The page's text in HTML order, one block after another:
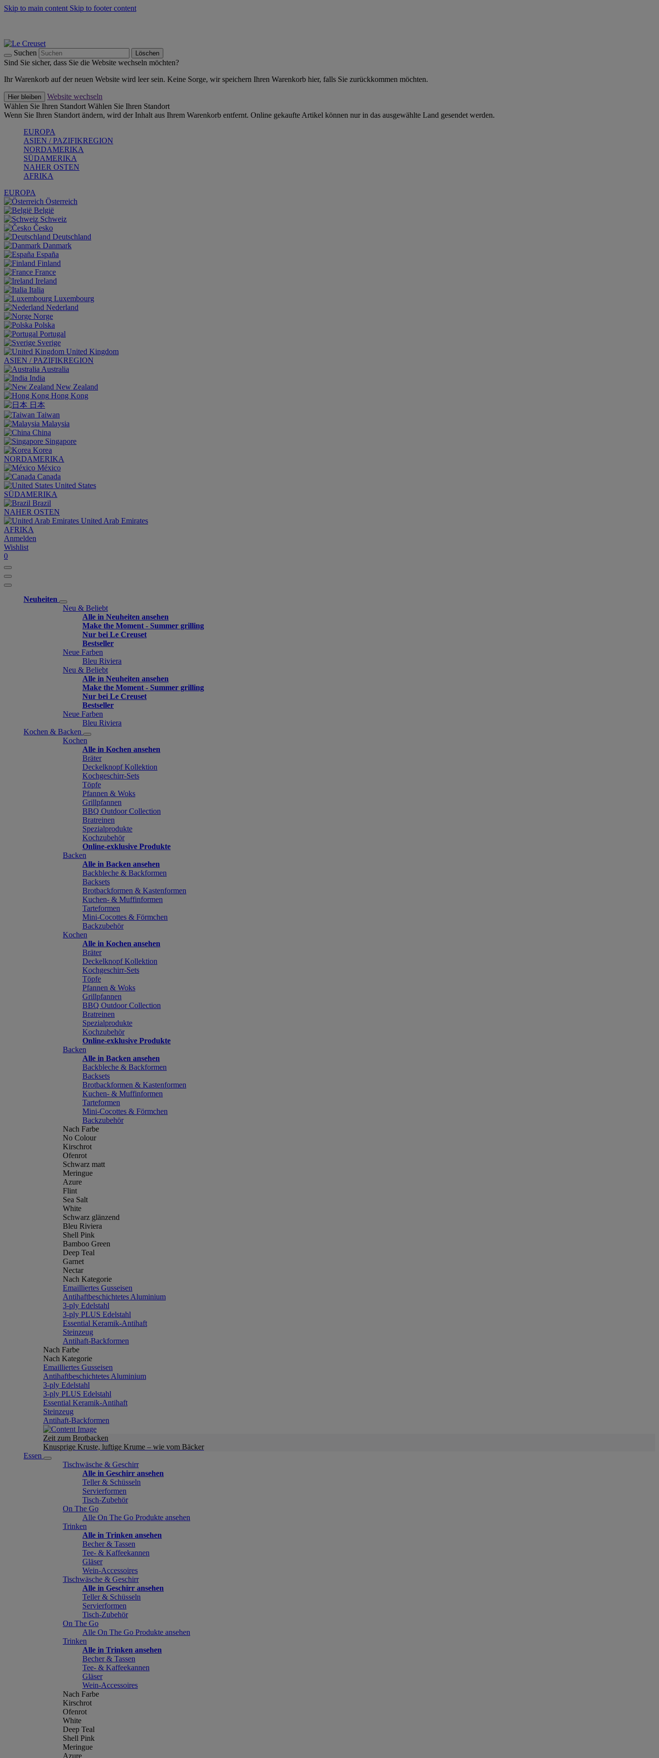
Skip to main content Skip to footer content
Suchen Löschen
Sind Sie sicher, dass Sie die Website wechseln möchten?
Ihr Warenkorb auf der neuen Website wird leer sein. Keine Sorge, wir speichern Ihren Warenkorb hier, falls Sie zurückkommen möchten.
Hier bleiben
Website wechseln
Wählen Sie Ihren Standort Wählen Sie Ihren Standort
Wenn Sie Ihren Standort ändern, wird der Inhalt aus Ihrem Warenkorb entfernt. Online gekaufte Artikel können nur in das ausgewählte Land gesendet werden.
EUROPA
ASIEN / PAZIFIKREGION
NORDAMERIKA
SÜDAMERIKA
NAHER OSTEN
AFRIKA
EUROPA
Österreich
België
Schweiz
Česko
Deutschland
Danmark
España
Finland
France
Ireland
Italia
Luxembourg
Nederland
Norge
Polska
Portugal
Sverige
United Kingdom
ASIEN / PAZIFIKREGION
Australia
India
New Zealand
Hong Kong
日本
Taiwan
Malaysia
China
Singapore
Korea
NORDAMERIKA
México
Canada
United States
SÜDAMERIKA
Brazil
NAHER OSTEN
United Arab Emirates
AFRIKA
Anmelden
Wishlist
0
Neuheiten
Neu & Beliebt
Alle in Neuheiten ansehen
Make the Moment - Summer grilling
Nur bei Le Creuset
Bestseller
Neue Farben
Bleu Riviera
Neu & Beliebt
Alle in Neuheiten ansehen
Make the Moment - Summer grilling
Nur bei Le Creuset
Bestseller
Neue Farben
Bleu Riviera
Kochen & Backen
Kochen
Alle in Kochen ansehen
Bräter
Deckelknopf Kollektion
Kochgeschirr-Sets
Töpfe
Pfannen & Woks
Grillpfannen
BBQ Outdoor Collection
Bratreinen
Spezialprodukte
Kochzubehör
Online-exklusive Produkte
Backen
Alle in Backen ansehen
Backbleche & Backformen
Backsets
Brotbackformen & Kastenformen
Kuchen- & Muffinformen
Tarteformen
Mini-Cocottes & Förmchen
Backzubehör
Kochen
Alle in Kochen ansehen
Bräter
Deckelknopf Kollektion
Kochgeschirr-Sets
Töpfe
Pfannen & Woks
Grillpfannen
BBQ Outdoor Collection
Bratreinen
Spezialprodukte
Kochzubehör
Online-exklusive Produkte
Backen
Alle in Backen ansehen
Backbleche & Backformen
Backsets
Brotbackformen & Kastenformen
Kuchen- & Muffinformen
Tarteformen
Mini-Cocottes & Förmchen
Backzubehör
Nach Farbe
No Colour
Kirschrot
Ofenrot
Schwarz matt
Meringue
Azure
Flint
Sea Salt
White
Schwarz glänzend
Bleu Riviera
Shell Pink
Bamboo Green
Deep Teal
Garnet
Nectar
Nach Kategorie
Emailliertes Gusseisen
Antihaftbeschichtetes Aluminium
3-ply Edelstahl
3-ply PLUS Edelstahl
Essential Keramik-Antihaft
Steinzeug
Antihaft-Backformen
Nach Farbe
Nach Kategorie
Emailliertes Gusseisen
Antihaftbeschichtetes Aluminium
3-ply Edelstahl
3-ply PLUS Edelstahl
Essential Keramik-Antihaft
Steinzeug
Antihaft-Backformen
Zeit zum Brotbacken
Knusprige Kruste, luftige Krume – wie vom Bäcker
Essen
Tischwäsche & Geschirr
Alle in Geschirr ansehen
Teller & Schüsseln
Servierformen
Tisch-Zubehör
On The Go
Alle On The Go Produkte ansehen
Trinken
Alle in Trinken ansehen
Becher & Tassen
Tee- & Kaffeekannen
Gläser
Wein-Accessoires
Tischwäsche & Geschirr
Alle in Geschirr ansehen
Teller & Schüsseln
Servierformen
Tisch-Zubehör
On The Go
Alle On The Go Produkte ansehen
Trinken
Alle in Trinken ansehen
Becher & Tassen
Tee- & Kaffeekannen
Gläser
Wein-Accessoires
Nach Farbe
Kirschrot
Ofenrot
White
Deep Teal
Shell Pink
Meringue
Azure